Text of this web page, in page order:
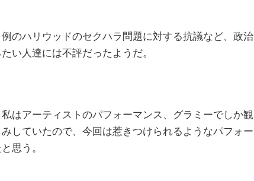
のハリウッドのセクハラ問題に対する抗議など、政治
い人達には不評だったようだ。
はアーティストのパフォーマンス、グラミーでしか観
していたので、今回は惹きつけられるようなパフォー
思う。